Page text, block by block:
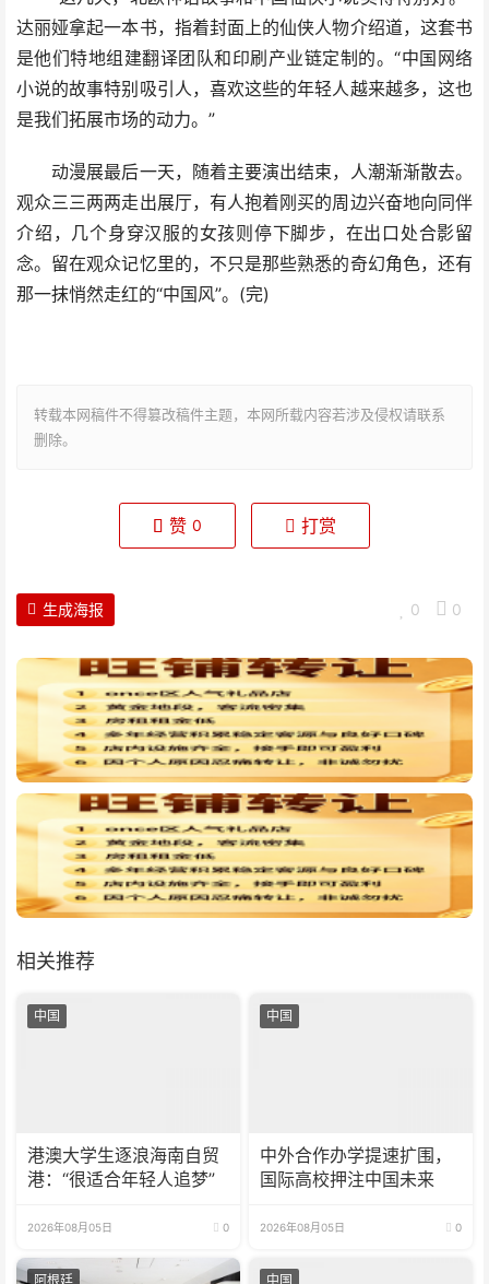
达丽娅拿起一本书，指着封面上的仙侠人物介绍道，这套书
是他们特地组建翻译团队和印刷产业链定制的。“中国网络
小说的故事特别吸引人，喜欢这些的年轻人越来越多，这也
是我们拓展市场的动力。”
动漫展最后一天，随着主要演出结束，人潮渐渐散去。
观众三三两两走出展厅，有人抱着刚买的周边兴奋地向同伴
介绍，几个身穿汉服的女孩则停下脚步，在出口处合影留
念。留在观众记忆里的，不只是那些熟悉的奇幻角色，还有
那一抹悄然走红的“中国风”。(完)
转载本网稿件不得篡改稿件主题，本网所载内容若涉及侵权请联系
删除。
赞 0 打赏
0 0
生成海报
相关推荐
中国
港澳大学生逐浪海南自贸
港：“很适合年轻人追梦”
2026年08月05日 0
中国
中外合作办学提速扩围，
国际高校押注中国未来
2026年08月05日 0
阿根廷 中国